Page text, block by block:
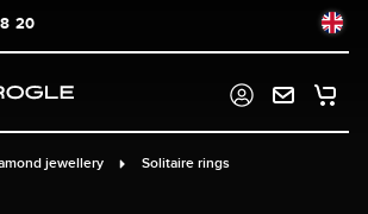
20
jewellery Solitaire rings